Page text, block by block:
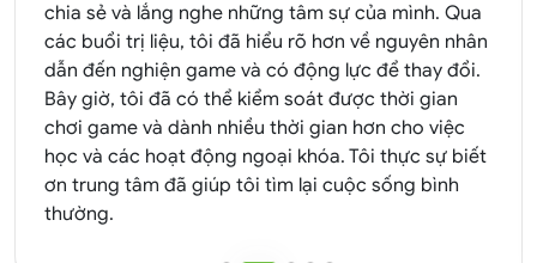
chia sẻ và lắng nghe những tâm sự của mình. Qua
các buổi trị liệu, tôi đã hiểu rõ hơn về nguyên nhân
dẫn đến nghiện game và có động lực để thay đổi.
Bây giờ, tôi đã có thể kiểm soát được thời gian
chơi game và dành nhiều thời gian hơn cho việc
học và các hoạt động ngoại khóa. Tôi thực sự biết
ơn trung tâm đã giúp tôi tìm lại cuộc sống bình
thường.